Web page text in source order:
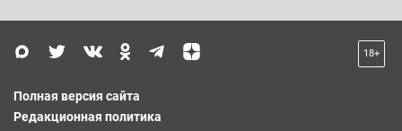
18+
Полная версия сайта
Редакционная политика